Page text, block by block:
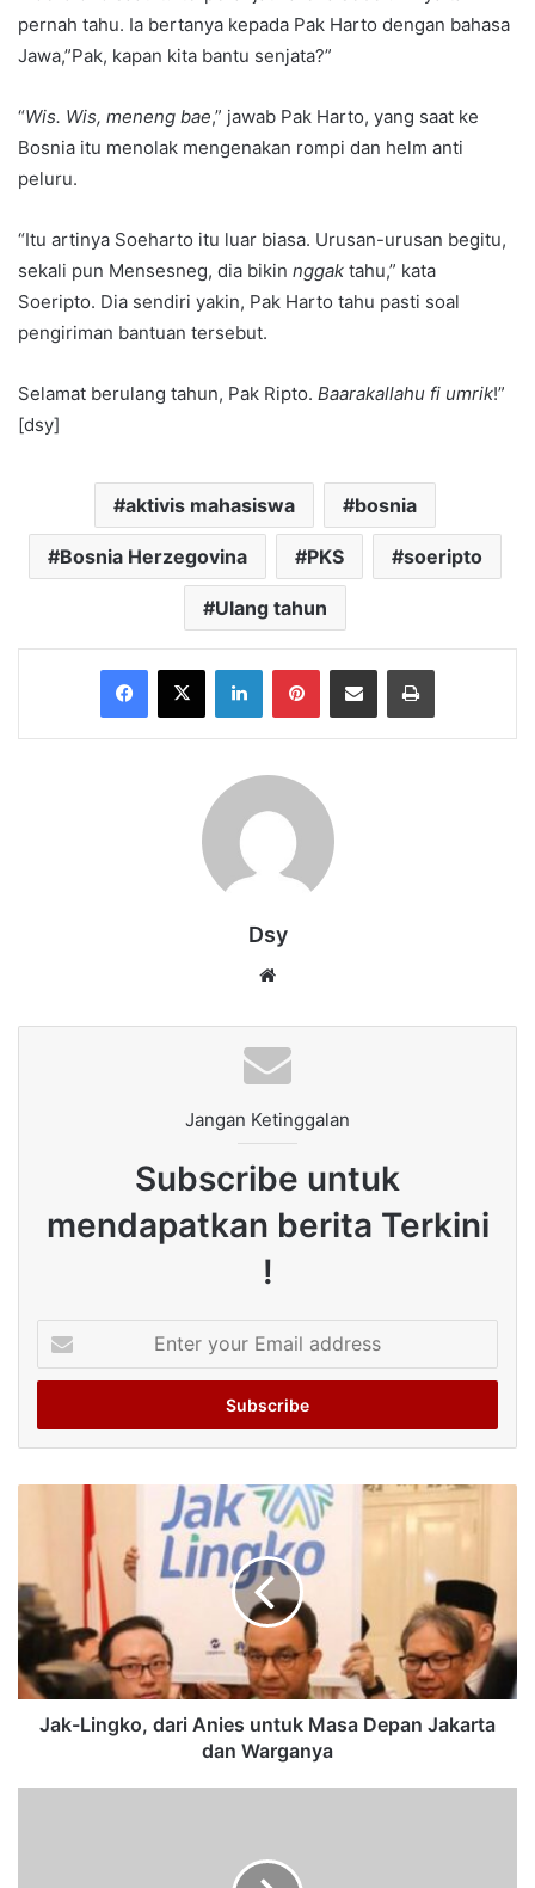
pernah tahu. Ia bertanya kepada Pak Harto dengan bahasa
Jawa,”Pak, kapan kita bantu senjata?”
“Wis. Wis, meneng bae,” jawab Pak Harto, yang saat ke
Bosnia itu menolak mengenakan rompi dan helm anti
peluru.
“Itu artinya Soeharto itu luar biasa. Urusan-urusan begitu,
sekali pun Mensesneg, dia bikin nggak tahu,” kata
Soeripto. Dia sendiri yakin, Pak Harto tahu pasti soal
pengiriman bantuan tersebut.
Selamat berulang tahun, Pak Ripto. Baarakallahu fi umrik!”
[dsy]
aktivis mahasiswa bosnia
Bosnia Herzegovina PKS soeripto
Ulang tahun
Facebook
X LinkedInPinterestShare via Email Print
Dsy
Jangan Ketinggalan
Subscribe untuk
mendapatkan berita Terkini
!
your
Email
Jak-Lingko, dari Anies untuk Masa Depan Jakarta
dan Warganya